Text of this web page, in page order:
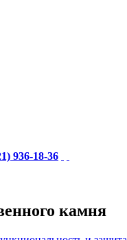
936-18-36
камня